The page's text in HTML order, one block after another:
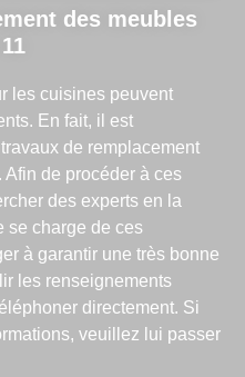
des meubles
les cuisines peuvent
En fait, il est
de remplacement
de procéder à ces
des experts en la
se charge de ces
à garantir une très bonne
les renseignements
directement. Si
veuillez lui passer